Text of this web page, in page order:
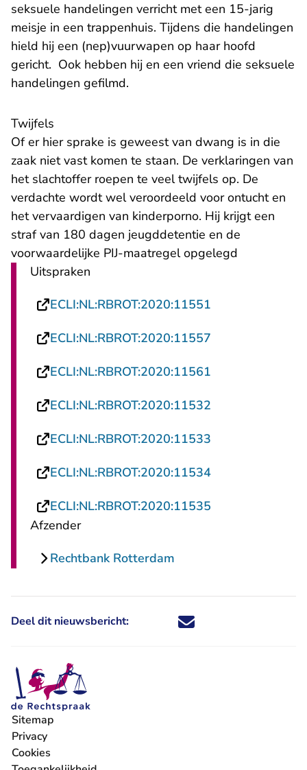
seksuele handelingen verricht met een 15-jarig
meisje in een trappenhuis. Tijdens die handelingen
hield hij een (nep)vuurwapen op haar hoofd
gericht. Ook hebben hij en een vriend die seksuele
handelingen gefilmd.
Twijfels
Of er hier sprake is geweest van dwang is in die
zaak niet vast komen te staan. De verklaringen van
het slachtoffer roepen te veel twijfels op. De
verdachte wordt wel veroordeeld voor ontucht en
het vervaardigen van kinderporno. Hij krijgt een
straf van 180 dagen jeugddetentie en de
voorwaardelijke PIJ-maatregel opgelegd
Uitspraken
ECLI:NL:RBROT:2020:11551
ECLI:NL:RBROT:2020:11557
ECLI:NL:RBROT:2020:11561
ECLI:NL:RBROT:2020:11532
ECLI:NL:RBROT:2020:11533
ECLI:NL:RBROT:2020:11534- U verlaat
ECLI:NL:RBROT:2020:11535
Afzender
Rechtbank Rotterdam
Deel dit nieuwsbericht: Deel dit nieuwsbericht via X -
Deel dit nieuwsbericht via
Deel dit nieuwsbericht
Deel dit
Sitemap
Privacy
Cookies